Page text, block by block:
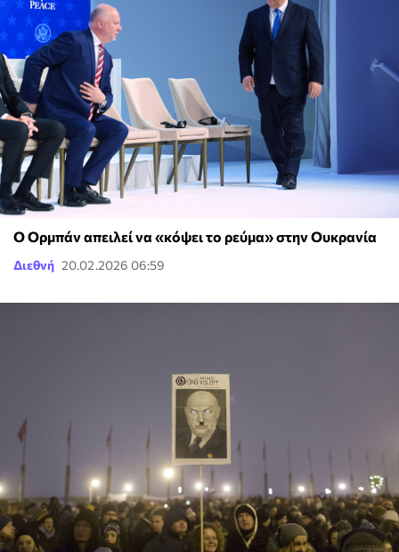
Ο Ορμπάν απειλεί να «κόψει το ρεύμα» στην Ουκρανία
Διεθνή 20.02.2026 06:59